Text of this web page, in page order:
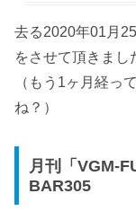
去る2020年01月
をさせて頂きまし
（もう1ヶ月経っ
ね？）
月刊「VGM-
BAR305